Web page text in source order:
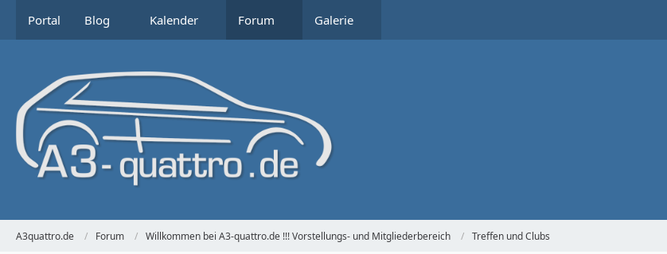
Portal Blog Kalender Forum Galerie
A3quattro.de Forum Willkommen bei A3-quattro.de !!! Vorstellungs- und Mitgliederbereich Treffen und Clubs